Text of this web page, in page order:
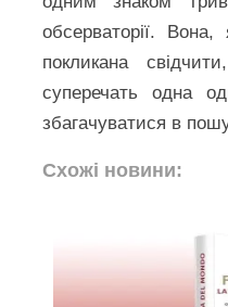
обсерваторії.
покликана
суперечать одна
збагачуватися в
Схожі новини: